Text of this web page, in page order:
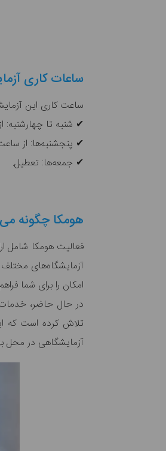
ساعات کاری
ساعت کاری این
✔ شنبه تا چهارشنبه: از
✔ پنجشنبه‌ها: از ساعت ۷:۳۰ تا
✔ جمعه‌ها: تعطیل.
هومکا چگونه
فعالیت هومکا شامل
آزمایشگاه‌های مختلف
امکان را برای شما
در حال حاضر، خدمات
تلاش کرده است که
آزمایشگاهی در محل